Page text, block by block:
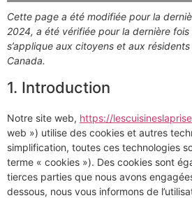
Cette page a été modifiée pour la
2024, a été vérifiée pour la dernière
s’applique aux citoyens et aux
Canada.
1. Introduction
Notre site web, https://
web ») utilise des cookies et autres
simplification, toutes ces technologies
terme « cookies »). Des cookies sont
tierces parties que nous avons
dessous, nous vous informons de